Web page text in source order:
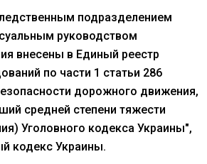
подразделением
руководством
внесены в Единый реестр
по части 1 статьи 286
дорожного движения,
средней степени тяжести
Уголовного кодекса Украины",
кодекс Украины.